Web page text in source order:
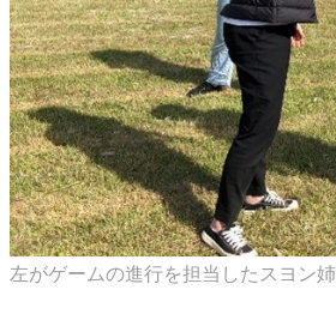
左がゲームの進行を担当したスヨン